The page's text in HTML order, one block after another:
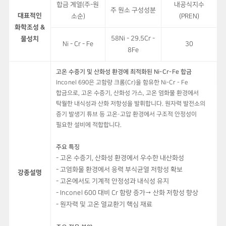
대표적인
화학조성 &
물성치
합금 계열(주-원
소순)
주 원소 구성성분
내공식지수
(PREN)
Ni - Cr - Fe
58Ni - 29.5Cr -
8Fe
30
강종설명
고온 수증기 및 산화성 환경에 최적화된 Ni-Cr-Fe 합금
Inconel 690은 고함량 크롬(Cr)을 함유한 Ni-Cr - Fe
합금으로, 고온 수증기, 산화성 가스, 고온 염화물 환경에서
탁월한 내식성과 산화 저항성을 발휘합니다. 원자력 발전소의
증기 발생기 튜브 등 고온·고압 환경에서 구조적 안정성이
필요한 설비에 적합합니다.
주요 특징
- 고온 수증기, 산화성 환경에서 우수한 내산화성
- 고염화물 환경에서 응력 부식균열 저항성 확보
- 고온에서도 기계적 안정성과 내식성 유지
- Inconel 600 대비 Cr 함량 증가→ 산화 저항성 향상
- 원자력 및 고온 열교환기 핵심 재료